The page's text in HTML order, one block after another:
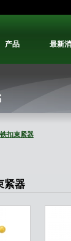
产品 最新
扣束紧器
紧器